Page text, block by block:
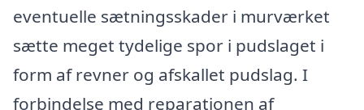
eventuelle sætningsskader i murværket
sætte meget tydelige spor i pudslaget i
form af revner og afskallet pudslag. I
forbindelse med reparationen af